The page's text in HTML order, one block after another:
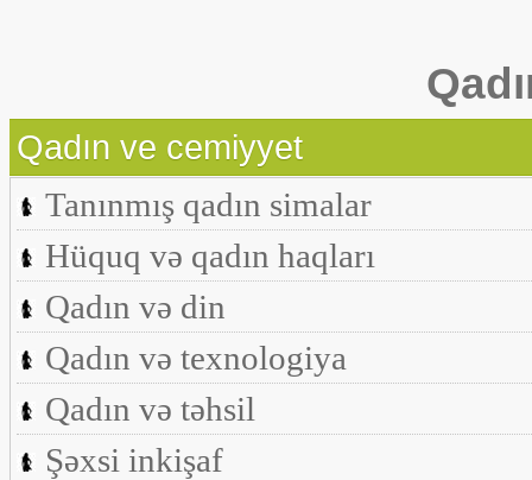
Qadın ve cemiyyet
Tanınmış qadın simalar
Hüquq və qadın haqları
Qadın və din
Qadın və texnologiya
Qadın və təhsil
Şəxsi inkişaf